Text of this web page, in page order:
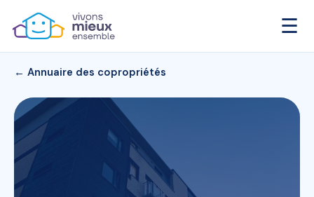
☰
← Annuaire des copropriétés